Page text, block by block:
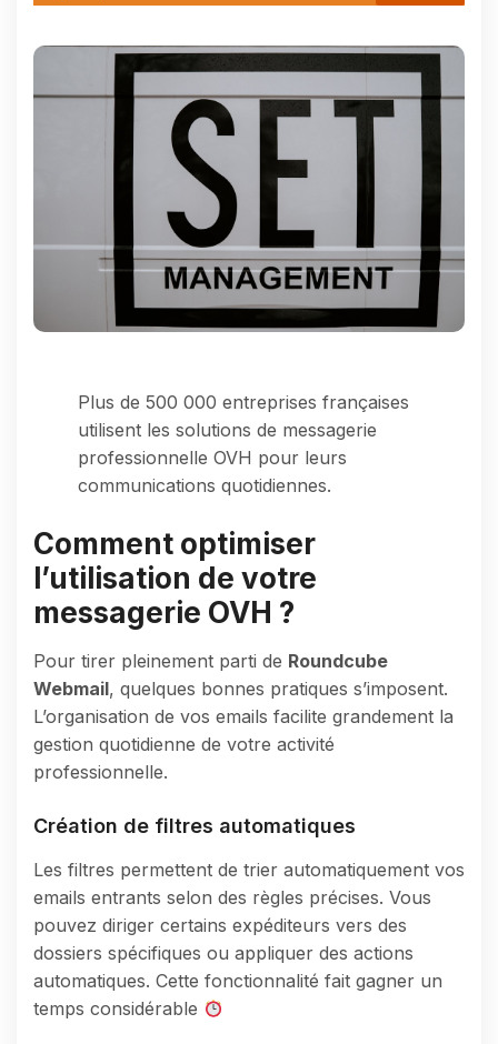
Plus de 500 000 entreprises françaises
utilisent les solutions de messagerie
professionnelle OVH pour leurs
communications quotidiennes.
Comment optimiser
l’utilisation de votre
messagerie OVH ?
Pour tirer pleinement parti de Roundcube
Webmail, quelques bonnes pratiques s’imposent.
L’organisation de vos emails facilite grandement la
gestion quotidienne de votre activité
professionnelle.
Création de filtres automatiques
Les filtres permettent de trier automatiquement vos
emails entrants selon des règles précises. Vous
pouvez diriger certains expéditeurs vers des
dossiers spécifiques ou appliquer des actions
automatiques. Cette fonctionnalité fait gagner un
temps considérable